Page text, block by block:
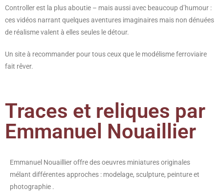
Controller est la plus aboutie – mais aussi avec beaucoup d’humour :
ces vidéos narrant quelques aventures imaginaires mais non dénuées
de réalisme valent à elles seules le détour.
Un site à recommander pour tous ceux que le modélisme ferroviaire
fait rêver.
Traces et reliques par
Emmanuel Nouaillier
Emmanuel Nouaillier offre des oeuvres miniatures originales
mélant différentes approches : modelage, sculpture, peinture et
photographie .